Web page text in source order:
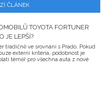
ČLÁNEK
TOYOTA FORTUNER
JE LEPŠÍ?
tradičně ve srovnání s Prado. Pokud
externí kritéria, podobnost je
téměř pro všechna auta z nové